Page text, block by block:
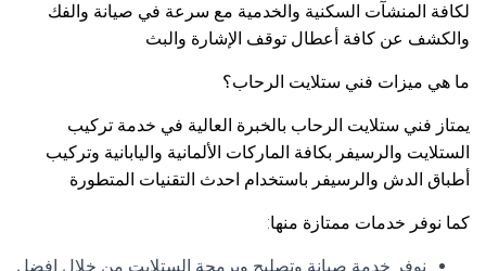
لكافة المنشآت السكنية والخدمية مع سرعة في صيانة والفك
والكشف عن كافة أعطال توقف الإشارة والبث
ما هي ميزات فني ستلايت الرحاب؟
يمتاز فني ستلايت الرحاب بالخبرة العالية في خدمة تركيب
الستلايت والرسيفر بكافة الماركات الألمانية واليابانية وتركيب
أطباق الدش والرسيفر باستخدام احدث التقنيات المتطورة
كما نوفر خدمات ممتازة منها:
نوفر خدمة صيانة وتصليح وبرمجة الستلايت من خلال افضل